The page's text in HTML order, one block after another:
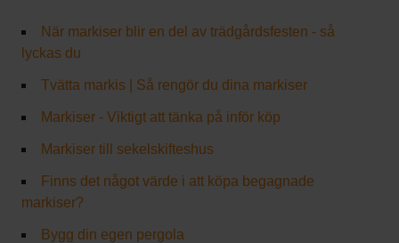
När markiser blir en del av trädgårdsfesten - så
lyckas du
Tvätta markis | Så rengör du dina markiser
Markiser - Viktigt att tänka på inför köp
Markiser till sekelskifteshus
Finns det något värde i att köpa begagnade
markiser?
Bygg din egen pergola